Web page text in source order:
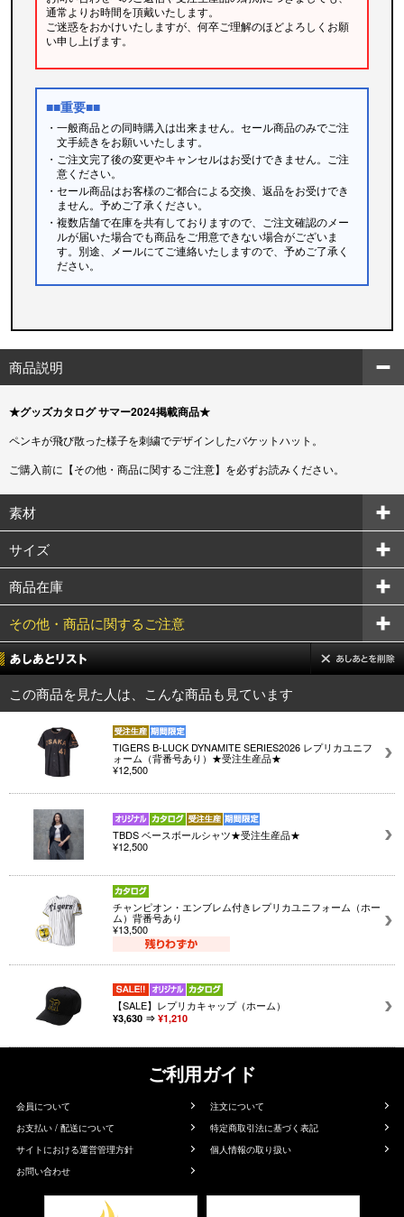
通常よりお時間を頂戴いたします。
ご迷惑をおかけいたしますが、何卒ご理解のほどよろしくお願
い申し上げます。
■■重要■■
・一般商品との同時購入は出来ません。セール商品のみでご注
文手続きをお願いいたします。
・ご注文完了後の変更やキャンセルはお受けできません。ご注
意ください。
・セール商品はお客様のご都合による交換、返品をお受けでき
ません。予めご了承ください。
・複数店舗で在庫を共有しておりますので、ご注文確認のメー
ルが届いた場合でも商品をご用意できない場合がございま
す。別途、メールにてご連絡いたしますので、予めご了承く
ださい。
商品説明
★グッズカタログ サマー2024掲載商品★
ペンキが飛び散った様子を刺繍でデザインしたバケットハット。
ご購入前に【その他・商品に関するご注意】を必ずお読みください。
素材
サイズ
商品在庫
その他・商品に関するご注意
この商品を見た人は、こんな商品も見ています
TIGERS B-LUCK DYNAMITE SERIES2026 レプリカユニフ
ォーム（背番号あり）★受注生産品★
¥12,500
TBDS ベースボールシャツ★受注生産品★
¥12,500
チャンピオン・エンブレム付きレプリカユニフォーム（ホー
ム）背番号あり
¥13,500
【SALE】レプリカキャップ（ホーム）
¥3,630 ⇒ ¥1,210
ご利用ガイド
会員について
注文について
お支払い / 配送について
特定商取引法に基づく表記
サイトにおける運営管理方針
個人情報の取り扱い
お問い合わせ